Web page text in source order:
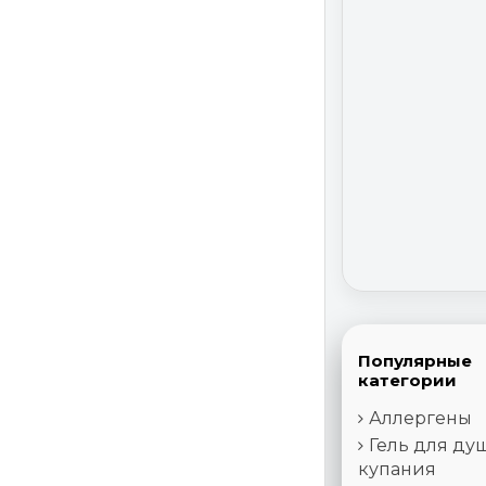
Популярные
категории
Аллергены
Гель для
купания